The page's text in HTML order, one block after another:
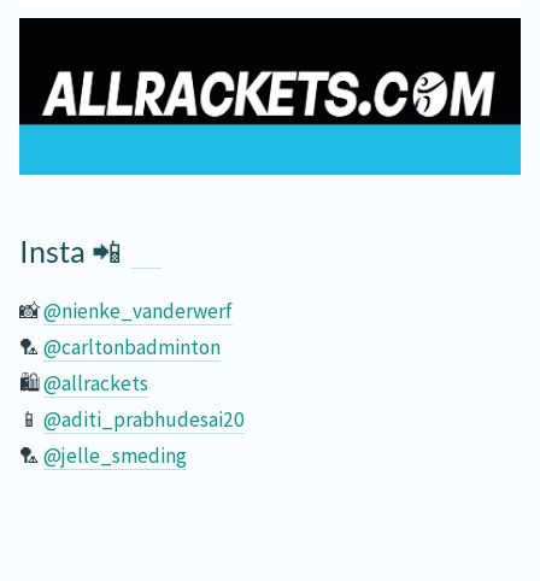
Insta 📲
📸@nienke_vanderwerf
🏸 @carltonbadminton
🛍️@allrackets
📱 @aditi_prabhudesai20
🏸 @jelle_smeding